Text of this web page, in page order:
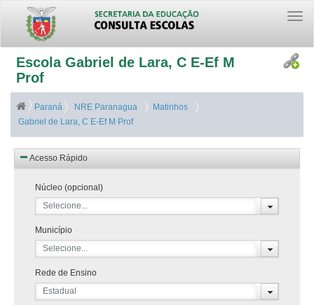
Escola Gabriel de Lara, C E-Ef M
Prof
Paraná NRE Paranagua
Matinhos
Gabriel de Lara, C E-Ef M Prof
Acesso Rápido
Núcleo (opcional)
Selecione...
Município
Selecione...
Rede de Ensino
Estadual